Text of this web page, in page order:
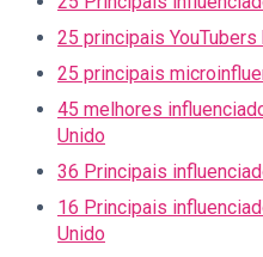
25 principais
25 principais
45 melhores
Unido
36 Principais
16 Principais
Unido